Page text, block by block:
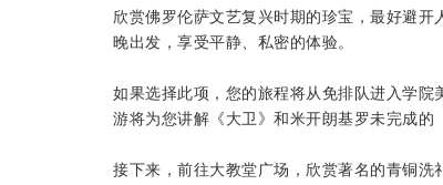
欣赏佛罗伦萨文艺复兴时期的珍宝，最好避
晚出发，享受平静、私密的体验。
如果选择此项，您的旅程将从免排队进入学
游将为您讲解《大卫》和米开朗基罗未完成的
接下来，前往大教堂广场，欣赏著名的青铜